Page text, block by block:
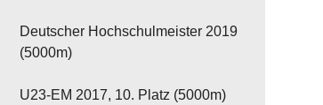
Deutscher Hochschulmeister 2019
(5000m)
U23-EM 2017, 10. Platz (5000m)